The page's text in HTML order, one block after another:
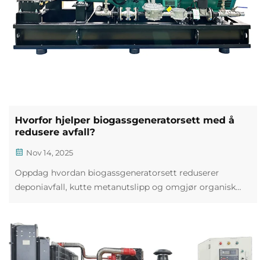
Hvorfor hjelper biogassgeneratorsett med å
redusere avfall?
Nov 14, 2025
Oppdag hvordan biogassgeneratorsett reduserer
deponiavfall, kutte metanutslipp og omgjør organisk